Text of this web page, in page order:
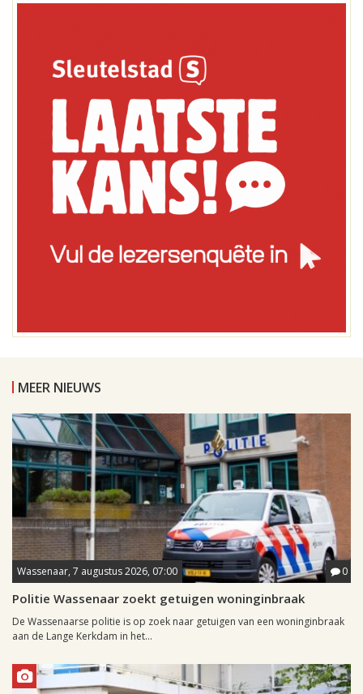
MEER NIEUWS
Wassenaar, 7 augustus 2026, 07:00 0
Politie Wassenaar zoekt getuigen woninginbraak
De Wassenaarse politie is op zoek naar getuigen van een woninginbraak
aan de Lange Kerkdam in het...